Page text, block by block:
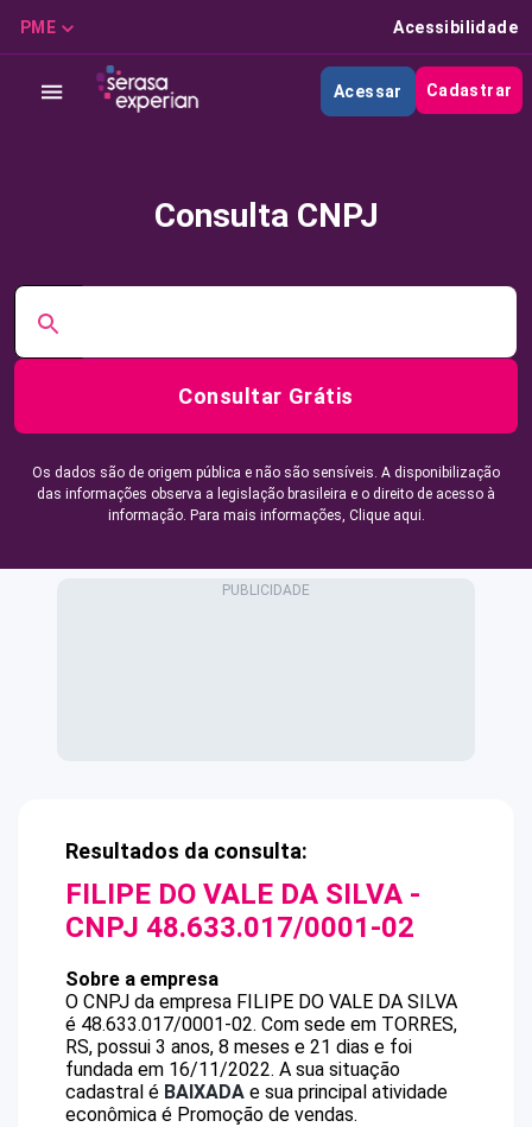
PME Acessibilidade
Acessar Cadastrar
Consulta CNPJ
Consultar Grátis
Os dados são de origem pública e não são sensíveis. A disponibilização
das informações observa a legislação brasileira e o direito de acesso à
informação. Para mais informações, Clique aqui.
Resultados da consulta:
FILIPE DO VALE DA SILVA -
CNPJ 48.633.017/0001-02
Sobre a empresa
O CNPJ da empresa FILIPE DO VALE DA SILVA
é 48.633.017/0001-02. Com sede em TORRES,
RS, possui 3 anos, 8 meses e 21 dias e foi
fundada em 16/11/2022. A sua situação
cadastral é BAIXADA e sua principal atividade
econômica é Promoção de vendas.